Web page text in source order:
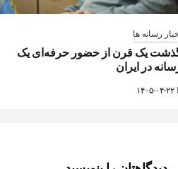
رسانه ها
یک قرن از حضور حرفه‌ای یک
در ایران